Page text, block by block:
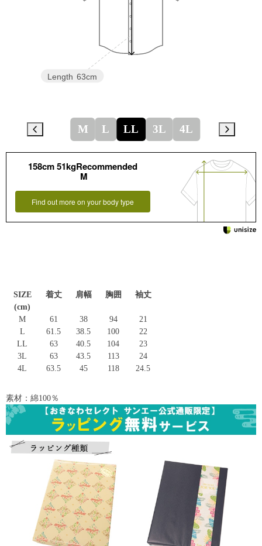
Length 63cm
M L LL 3L 4L
158cm 51kgRecommended
M
Find out more on your body type
SIZE
(cm)
着丈 肩幅 胸囲 袖丈
M 61 38 94
21
L
61.5 38.5 100
22
LL
63 40.5 104
23
3L
63 43.5 113
24
4L
63.5 45 118 24.5
素材：綿100％